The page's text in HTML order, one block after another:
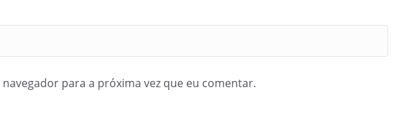
para a próxima vez que eu comentar.